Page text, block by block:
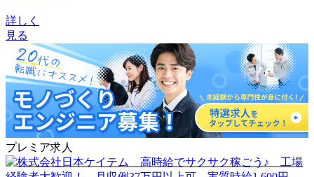
詳しく
見る
プレミア求人